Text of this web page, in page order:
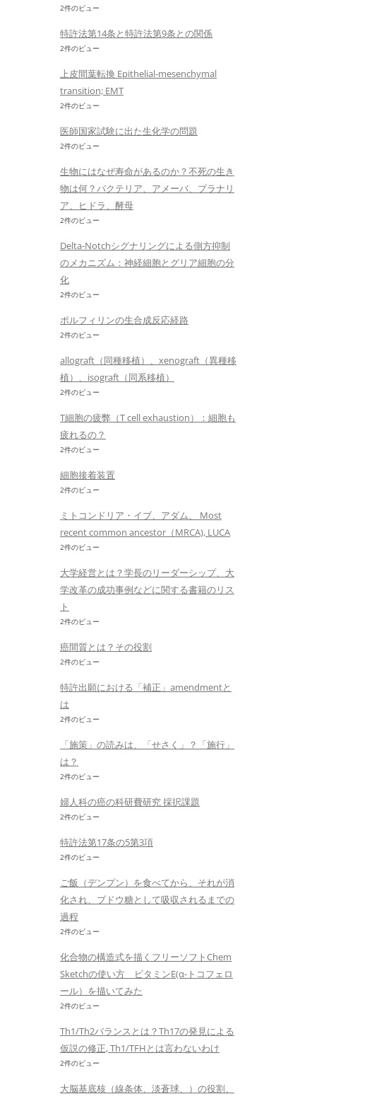
2件のビュー
特許法第14条と特許法第9条との関係
2件のビュー
上皮間葉転換 Epithelial-mesenchymal
transition; EMT
2件のビュー
医師国家試験に出た生化学の問題
2件のビュー
生物にはなぜ寿命があるのか？不死の生き
物は何？バクテリア、アメーバ、プラナリ
ア、ヒドラ、酵母
2件のビュー
Delta-Notchシグナリングによる側方抑制
のメカニズム：神経細胞とグリア細胞の分
化
2件のビュー
ポルフィリンの生合成反応経路
2件のビュー
allograft（同種移植）、xenograft（異種移
植）、isograft（同系移植）
2件のビュー
T細胞の疲弊（T cell exhaustion）：細胞も
疲れるの？
2件のビュー
細胞接着装置
2件のビュー
ミトコンドリア・イブ、アダム、 Most
recent common ancestor（MRCA), LUCA
2件のビュー
大学経営とは？学長のリーダーシップ、大
学改革の成功事例などに関する書籍のリス
ト
2件のビュー
癌間質とは？その役割
2件のビュー
特許出願における「補正」amendmentと
は
2件のビュー
「施策」の読みは、「せさく」？「施行」
は？
2件のビュー
婦人科の癌の科研費研究 採択課題
2件のビュー
特許法第17条の5第3項
2件のビュー
ご飯（デンプン）を食べてから、それが消
化され、ブドウ糖として吸収されるまでの
過程
2件のビュー
化合物の構造式を描くフリーソフトChem
Sketchの使い方 ビタミンE(α-トコフェロ
ール）を描いてみた
2件のビュー
Th1/Th2バランスとは？Th17の発見による
仮説の修正, Th1/TFHとは言わないわけ
2件のビュー
大脳基底核（線条体、淡蒼球、）の役割、